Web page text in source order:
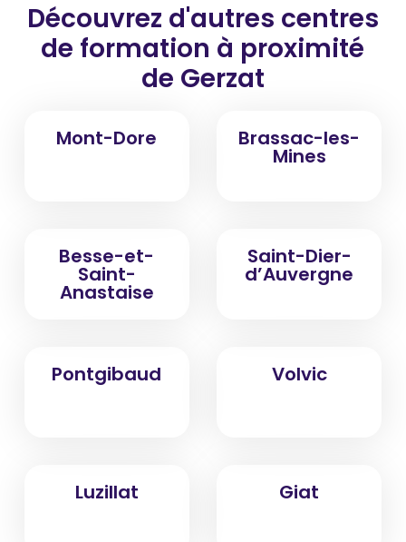
Découvrez d'autres centres
de formation à proximité
de Gerzat
Mont-Dore Brassac-les-
Mines
Besse-et-
Saint-
Anastaise
Saint-Dier-
d’Auvergne
Pontgibaud Volvic
Luzillat Giat